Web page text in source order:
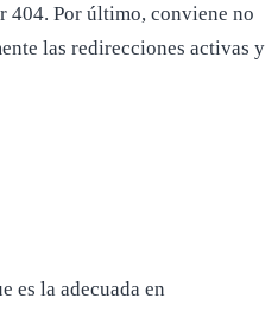
404. Por último, conviene no
las redirecciones activas y
es la adecuada en